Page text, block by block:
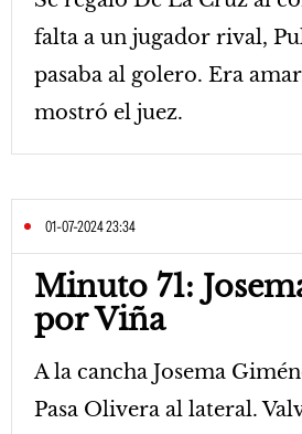
falta a un jugador rival,
pasaba al golero. Era
mostró el juez.
01-07-2024 23:34
Minuto 71:
por Viña
A la cancha Josema
Pasa Olivera al lateral.